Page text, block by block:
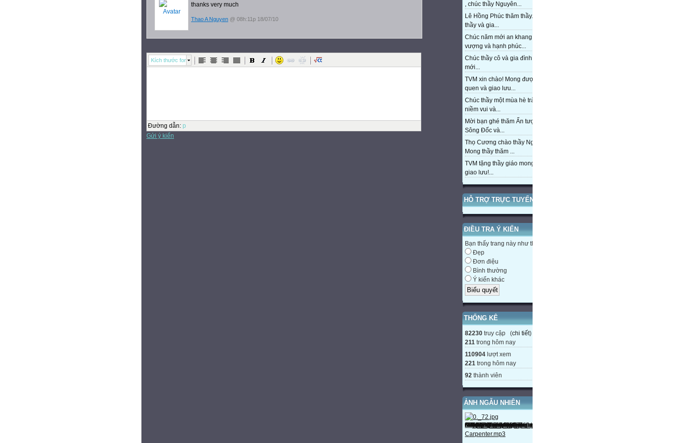
, chúc thầy Nguyên...
Lê Hồng Phúc thăm thầy. Chúc
thầy và gia...
Chúc năm mới an khang, thịnh
vượng và hạnh phúc...
Chúc thầy cô và gia đình năm
mới...
TVM xin chào! Mong được làm
quen và giao lưu...
Chúc thầy một mùa hè tràn đầy
niềm vui và...
Mời bạn ghé thăm Ấn tượng cửa
Sông Đốc và...
Thọ Cương chào thầy Nguyễn.
Mong thầy thăm ...
TVM tặng thầy giáo mong được
giao lưu!...
HỖ TRỢ TRỰC TUYẾN
ĐIỀU TRA Ý KIẾN
Bạn thấy trang này như thế nào?
Đẹp
Đơn điệu
Bình thường
Ý kiến khác
THỐNG KÊ
82230 truy cập (chi tiết)
211 trong hôm nay
110904 lượt xem
221 trong hôm nay
92 thành viên
ẢNH NGẪU NHIÊN
thanks very much
Thao A Nguyen @ 08h:11p 18/07/10
Kích thước font
Đường dẫn: p
Gửi ý kiến